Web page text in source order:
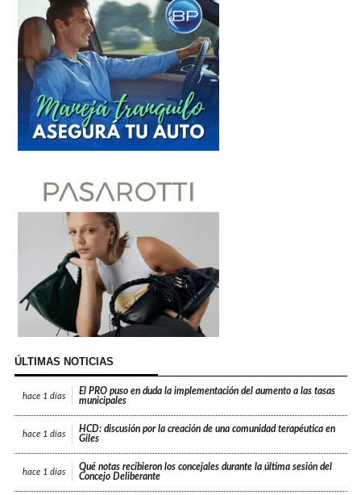
ÚLTIMAS NOTICIAS
hace 1 días
El PRO puso en duda la implementación del aumento a las tasas
municipales
hace 1 días
HCD: discusión por la creación de una comunidad terapéutica en
Giles
hace 1 días
Qué notas recibieron los concejales durante la última sesión del
Concejo Deliberante